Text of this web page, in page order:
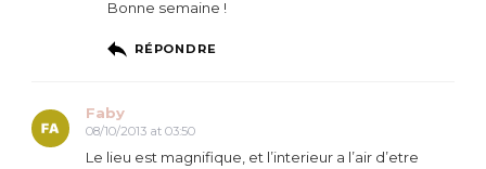
Bonne semaine !
RÉPONDRE
Faby
08/10/2013 at 03:50
Le lieu est magnifique, et l’interieur a l’air d’etre